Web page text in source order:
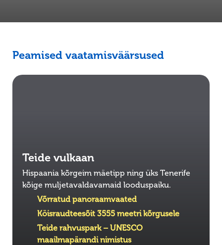
Peamised vaatamisväärsused
Teide vulkaan
Hispaania kõrgeim mäetipp ning üks Tenerife
kõige muljetavaldavamaid looduspaiku.
Võrratud panoraamvaated
Köisraudteesõit 3555 meetri kõrgusele
Teide rahvuspark – UNESCO
maailmapärandi nimistus